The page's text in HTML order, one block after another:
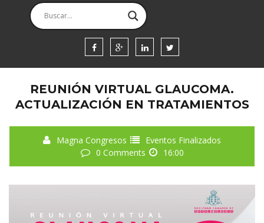
HORAS
REUNIÓN VIRTUAL GLAUCOMA.
ACTUALIZACIÓN EN TRATAMIENTOS
Magna Congresos
Eventos Finalizados
0 Comments
16:00